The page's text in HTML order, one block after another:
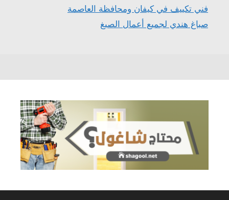
فني تكييف في كيفان ومحافظة العاصمة
صباغ هندي لجميع أعمال الصبغ